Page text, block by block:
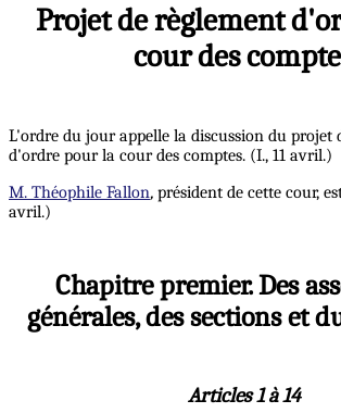
Projet de règlement
cour des
L'ordre du jour appelle la discussion du projet
d'ordre pour la cour des comptes. (I., 11 avril.)
M. Théophile Fallon, président de cette cour,
avril.)
Chapitre premier. Des
générales, des sections et
Articles 1 à 14